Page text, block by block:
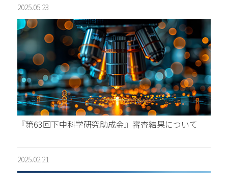
2025.05.23
『第63回下中科学研究助成金』審査結果について
2025.02.21